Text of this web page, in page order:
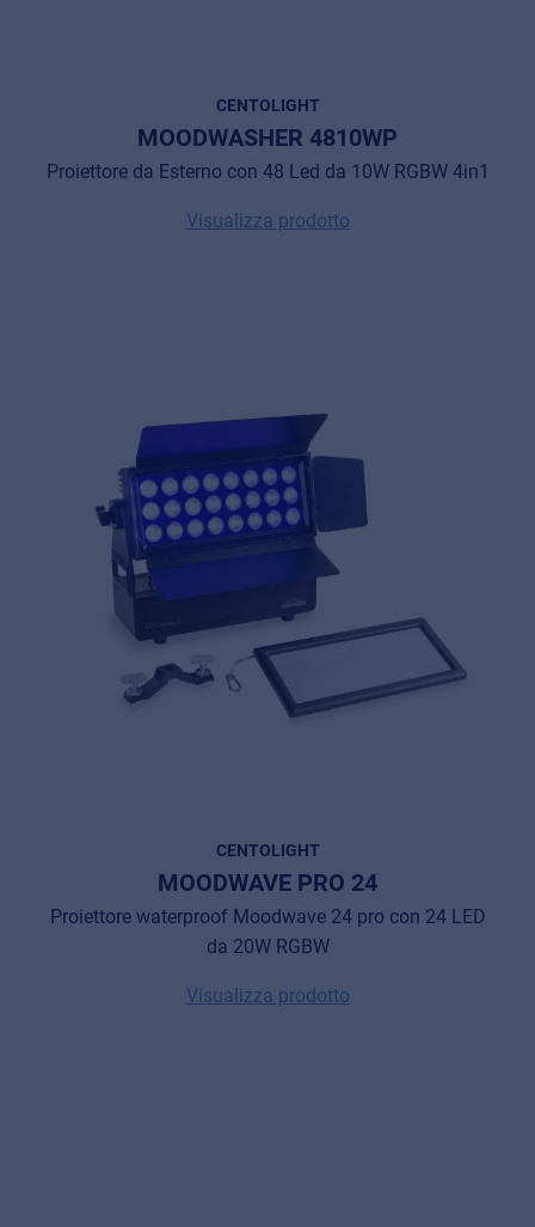
CENTOLIGHT
MOODWASHER 4810WP
Proiettore da Esterno con 48 Led da 10W RGBW 4in1
Visualizza prodotto
CENTOLIGHT
MOODWAVE PRO 24
Proiettore waterproof Moodwave 24 pro con 24 LED
da 20W RGBW
Visualizza prodotto